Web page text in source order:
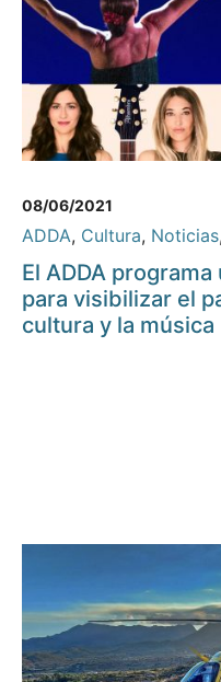
08/06/2021
ADDA, Cultura, Noticias,
El ADDA
para visibilizar el
cultura y la música